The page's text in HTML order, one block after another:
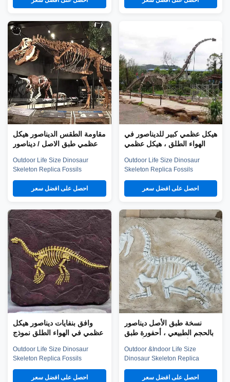
City Red Tiger Culture & Art
City, Sichuan Province, and it is
specialized in emerging
technology ...
City Red Tiger Culture & Art
2016, which is located in the
hometown of dinosaurs-- Zigong
City, Sichuan Province,China,
and it is specialized in emerging
...
عظمي كبير للديناصور في
الهواء الطلق ، هيكل عظمي
Outdoor Life Size Dinosaur
Skeleton Replica Fossils
Dinosaur Skeleton Model
Company introduction Zigong
City Red Tiger Culture & Art
2016, which is located in the
hometown of dinosaurs-- Zigong
City, Sichuan Province, and it is
specialized in emerging
technology ...
احصل على افضل سعر
مقاومة الطقس الديناصور هيكل
عظمي طبق الاصل / ديناصور
Outdoor Life Size Dinosaur
Skeleton Replica Fossils
Dinosaur Skeleton Model
Product description Age Youth
(15-35 years) Temperature adapt
℃. Certificate CE/RCC/RoHS
Remark 1.Product length is
measured by vertebra. Hight is
for reference. 2.Other size is also
available. ...
احصل على افضل سعر
نسخة طبق الأصل ديناصور
بالحجم الطبيعي ، أحفورة طبق
التجارية
Outdoor &Indoor Life Size
Dinosaur Skeleton Replica
Fossils Dinosaur Skeleton
Company introduction Zigong
احصل على افضل سعر
وافق بنفايات ديناصور هيكل
عظمي في الهواء الطلق نموذج
Outdoor Life Size Dinosaur
Skeleton Replica Fossils
Dinosaur Skeleton Model
Company introduction Zigong
احصل على افضل سعر